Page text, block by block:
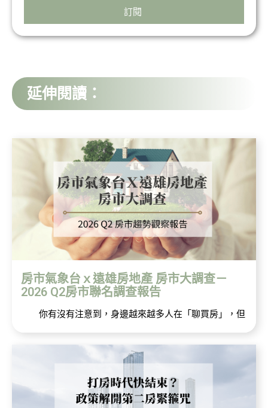
訂閱
延伸閱讀：
房市氣象台ｘ遠雄房地產 房市大調查－
2026 Q2房市聯名調查報告
你有沒有注意到，身邊越來越多人在「聊買房」，但